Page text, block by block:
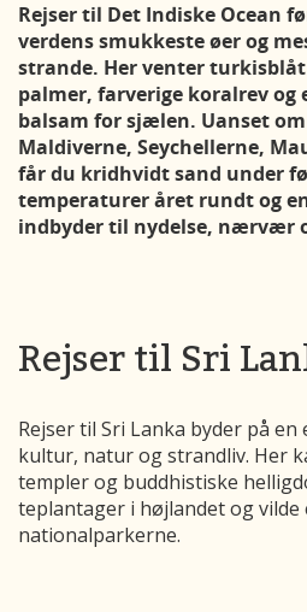
Rejser til Det Indiske Ocean
verdens smukkeste øer og
strande. Her venter
palmer, farverige koralrev og
balsam for sjælen. Uanset
Maldiverne, Seychellerne,
får du kridhvidt sand under
temperaturer året rundt og
indbyder til nydelse, nærvær
Rejser til Sri
Rejser til Sri Lanka byder på
kultur, natur og strandliv. Her
templer og buddhistiske
teplantager i højlandet og vilde
nationalparkerne.